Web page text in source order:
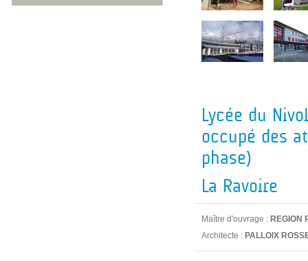
Lycée du
occupé des
phase)
La Ravoire
Maître d'ouvrage : REGION
Architecte : PALLOIX